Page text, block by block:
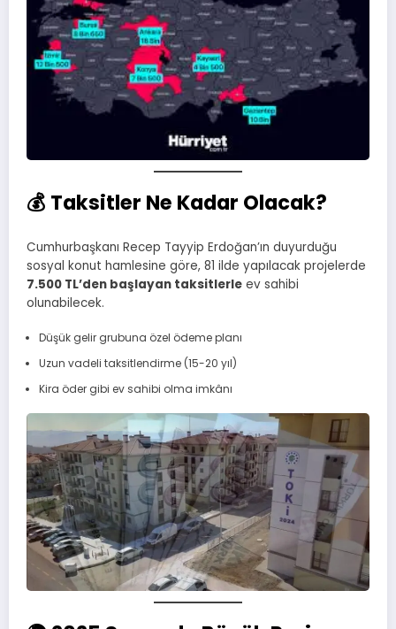
💰 Taksitler Ne Kadar Olacak?
Cumhurbaşkanı Recep Tayyip Erdoğan’ın duyurduğu
sosyal konut hamlesine göre, 81 ilde yapılacak projelerde
7.500 TL’den başlayan taksitlerle ev sahibi
olunabilecek.
Düşük gelir grubuna özel ödeme planı
Uzun vadeli taksitlendirme (15-20 yıl)
Kira öder gibi ev sahibi olma imkânı